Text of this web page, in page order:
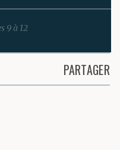
la
9 à 12
PARTAGER